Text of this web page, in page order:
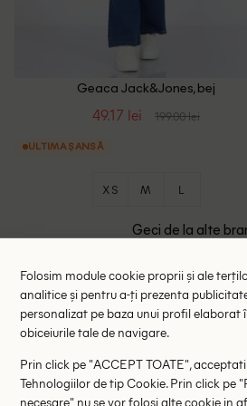
Geaca Jack&Jones, bej
49.17 lei 199.00 lei
ULTIMA ȘANSĂ
XS M L
Geci de la alte
- 65%
Folosim module cookie proprii și ale
analitice și pentru a-ți prezenta
personalizat pe baza unui profil elaborat
obiceiurile tale de navigare.
Prin click pe "ACCEPT TOATE",
Tehnologiilor de tip Cookie. Prin click pe
necesare" nu se vor folosi alte cookie in